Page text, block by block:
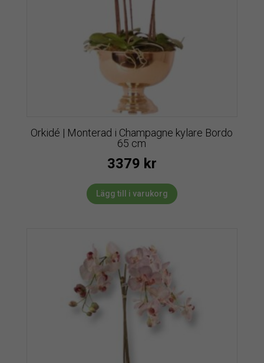
Orkidé | Monterad i Champagne kylare Bordo
65 cm
3379 kr
Lägg till i varukorg